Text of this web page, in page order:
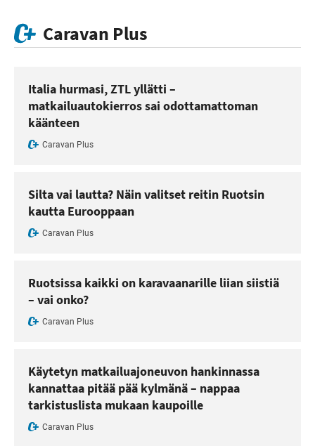
Caravan Plus
Italia hurmasi, ZTL yllätti –
matkailuautokierros sai odottamattoman
käänteen
Caravan Plus
Silta vai lautta? Näin valitset reitin Ruotsin
kautta Eurooppaan
Caravan Plus
Ruotsissa kaikki on karavaanarille liian siistiä
– vai onko?
Caravan Plus
Käytetyn matkailuajoneuvon hankinnassa
kannattaa pitää pää kylmänä – nappaa
tarkistuslista mukaan kaupoille
Caravan Plus